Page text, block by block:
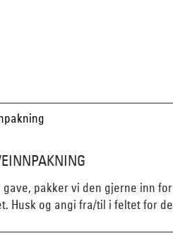
gave, pakker vi den gjerne inn
Husk og angi fra/til i feltet for